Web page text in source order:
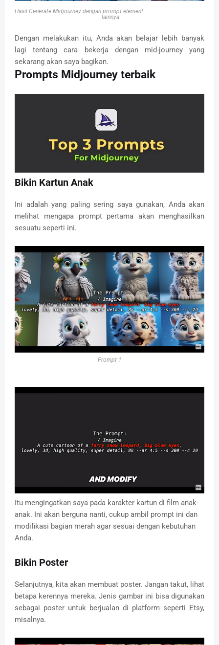
Hasil Generate Midjourney dengan prompt element
lainnya
Dengan melakukan itu, Anda akan belajar lebih banyak
lagi tentang cara bekerja dengan mid-journey yang
sekarang akan saya bagikan.
Prompts Midjourney terbaik
Bikin Kartun Anak
Ini adalah yang paling sering saya gunakan, Anda akan
melihat mengapa prompt pertama akan menghasilkan
sesuatu seperti ini.
Prompt 1
Itu mengingatkan saya pada karakter kartun di film anak-
anak. Ini akan berguna nanti, cukup ambil prompt ini dan
modifikasi bagian merah agar sesuai dengan kebutuhan
Anda.
Bikin Poster
Selanjutnya, kita akan membuat poster. Jangan takut, lihat
betapa kerennya mereka.Jenis gambar ini bisa digunakan
sebagai poster untuk berjualan di platform seperti Etsy,
misalnya.